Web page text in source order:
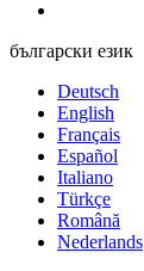
български език
Deutsch
English
Français
Español
Italiano
Türkçe
Română
Nederlands